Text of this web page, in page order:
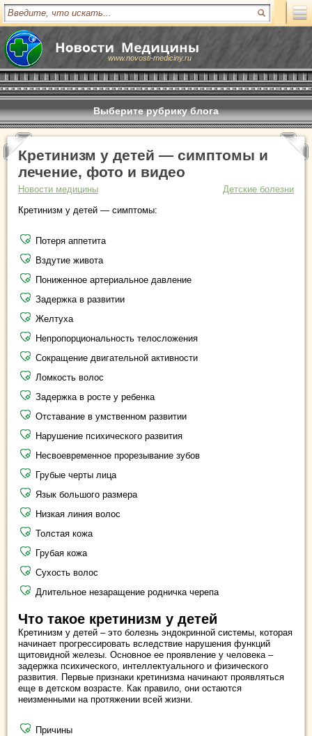
www.novosti-mediciny.ru
Выберите рубрику блога
Кретинизм у детей — симптомы и
лечение, фото и видео
Новости медицины
Детские болезни
Кретинизм у детей — симптомы:
Потеря аппетита
Вздутие живота
Пониженное артериальное давление
Задержка в развитии
Желтуха
Непропорциональность телосложения
Сокращение двигательной активности
Ломкость волос
Задержка в росте у ребенка
Отставание в умственном развитии
Нарушение психического развития
Несвоевременное прорезывание зубов
Грубые черты лица
Язык большого размера
Низкая линия волос
Толстая кожа
Грубая кожа
Сухость волос
Длительное незаращение родничка черепа
Что такое кретинизм у детей
Кретинизм у детей – это болезнь эндокринной системы, которая
начинает прогрессировать вследствие нарушения функций
щитовидной железы. Основное ее проявление у человека –
задержка психического, интеллектуального и физического
развития. Первые признаки кретинизма начинают проявляться
еще в детском возрасте. Как правило, они остаются
неизменными на протяжении всей жизни.
Причины